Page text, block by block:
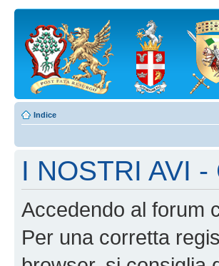
Indice
I NOSTRI AVI -
Accedendo al forum
Per una corretta